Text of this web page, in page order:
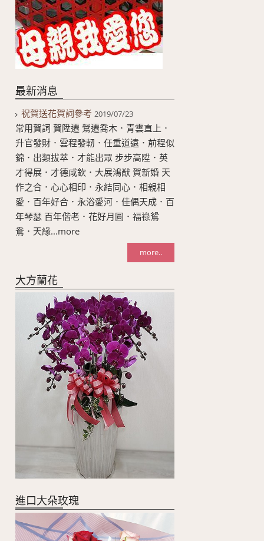
最新消息
祝賀送花賀詞參考 2019/07/23
常用賀詞 賀陞遷 鶯遷喬木．青雲直上．
升官發財．雲程發軔．任重道遠．前程似
錦．出類拔萃．才能出眾 步步高陞．英
才得展．才德咸欽．大展鴻猷 賀新婚 天
作之合．心心相印．永結同心．相親相
愛．百年好合．永浴愛河．佳偶天成．百
年琴瑟 百年偕老．花好月圓．福祿鴛
鴦．天緣...more
more..
大方蘭花
進口大朵玫瑰